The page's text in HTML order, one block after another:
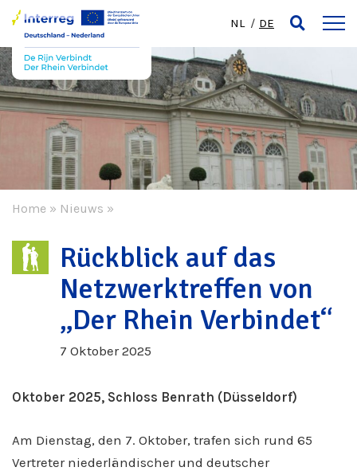
NL DE
Home » Nieuws »
Rückblick auf das
Netzwerktreffen von
„Der Rhein Verbindet“
7 Oktober 2025
Oktober 2025, Schloss Benrath (Düsseldorf)
Am Dienstag, den 7. Oktober, trafen sich rund 65
Vertreter niederländischer und deutscher